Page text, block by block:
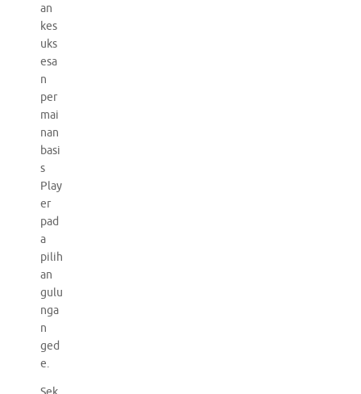
an
kes
uks
esa
n
per
mai
nan
basi
s
Play
er
pad
a
pilih
an
gulu
nga
n
ged
e.